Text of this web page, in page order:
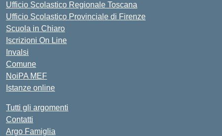
Ufficio Scolastico Regionale Toscana
Ufficio Scolastico Provinciale di Firenze
Scuola in Chiaro
Iscrizioni On Line
Invalsi
Comune
NoiPA MEF
Istanze online
Tutti gli argomenti
Contatti
Argo Famiglia